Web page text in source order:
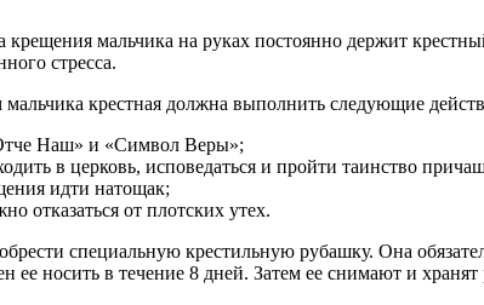
мальчика на руках постоянно держит
стресса.
крестная должна выполнить следующие
Наш» и «Символ Веры»;
в церковь, исповедаться и пройти таинство
идти натощак;
отказаться от плотских утех.
специальную крестильную рубашку. Она
ее носить в течение 8 дней. Затем ее снимают и